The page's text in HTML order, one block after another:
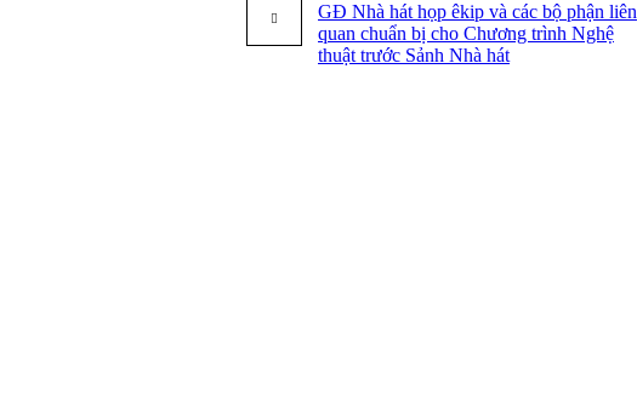
GĐ Nhà hát họp êkip và các bộ phận liên
quan chuẩn bị cho Chương trình Nghệ
thuật trước Sảnh Nhà hát